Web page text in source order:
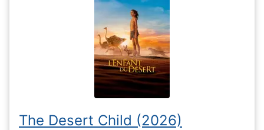
The Desert Child (2026)